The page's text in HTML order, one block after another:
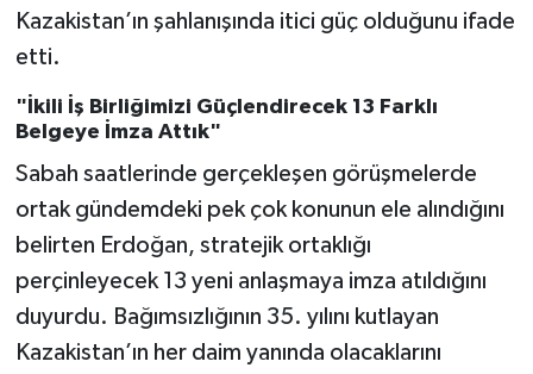
Kazakistan’ın şahlanışında itici güç olduğunu ifade
etti.
"İkili İş Birliğimizi Güçlendirecek 13 Farklı
Belgeye İmza Attık"
Sabah saatlerinde gerçekleşen görüşmelerde
ortak gündemdeki pek çok konunun ele alındığını
belirten Erdoğan, stratejik ortaklığı
perçinleyecek 13 yeni anlaşmaya imza atıldığını
duyurdu. Bağımsızlığının 35. yılını kutlayan
Kazakistan’ın her daim yanında olacaklarını